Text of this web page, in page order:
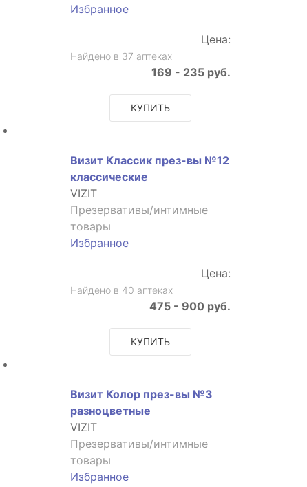
Избранное
Цена:
Найдено в 37 аптеках
169 - 235 руб.
КУПИТЬ
Визит Классик през-вы №12
классические
VIZIT
Презервативы/интимные
товары
Избранное
Цена:
Найдено в 40 аптеках
475 - 900 руб.
КУПИТЬ
Визит Колор през-вы №3
разноцветные
VIZIT
Презервативы/интимные
товары
Избранное